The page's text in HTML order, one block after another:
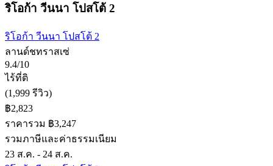
ริโอก้า วีนนา โปสโต้ 2
ริโอก้า วีนนา โปสโต้ 2
ลานด์ชทราสเซ่
9.4/10
ไร้ที่ติ
(1,999 รีวิว)
฿2,823
ราคารวม ฿3,247
รวมภาษีและค่าธรรมเนียม
23 ส.ค. - 24 ส.ค.